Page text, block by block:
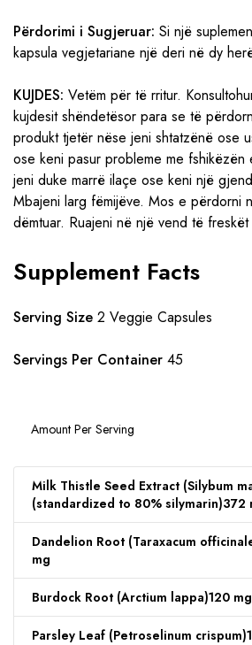
Përdorimi i Sugjeruar: Si një
kapsula vegjetariane një deri në dy
KUJDES: Vetëm për të rritur.
kujdesit shëndetësor para se të
produkt tjetër nëse jeni shtatzënë ose
ose keni pasur probleme me fshikëzën
jeni duke marrë ilaçe ose keni një
Mbajeni larg fëmijëve. Mos e përdorni
dëmtuar. Ruajeni në një vend të
Supplement Facts
Serving Size 2 Veggie Capsules
Servings Per Container 45
Amount Per Serving
Milk Thistle Seed Extract (Silybum
(standardized to 80% silymarin)372
Dandelion Root (Taraxacum
mg
Burdock Root (Arctium lappa)120 mg
Parsley Leaf (Petroselinum crispum)